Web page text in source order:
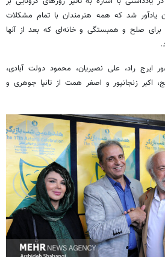
یادآور شد که همه هنرمندان با تمام مشکلات
برای صلح و همبستگی و خانه‌ای که بعد از آنها
راد، علی نصیریان، محمود دولت آبادی،
اکبر زنجانپور و اصغر همت از تانیا جوهری و